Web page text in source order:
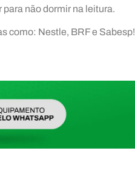
para não dormir na leitura.
como: Nestle, BRF e